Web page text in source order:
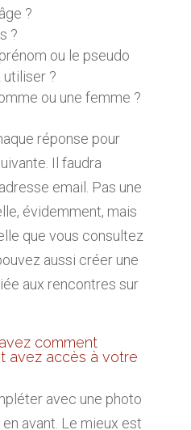
?
?
ou le pseudo
utiliser ?
ou une femme ?
réponse pour
Il faudra
email. Pas une
évidemment, mais
que vous consultez
aussi créer une
aux rencontres sur
comment
avez accès à votre
avec une photo
avant. Le mieux est